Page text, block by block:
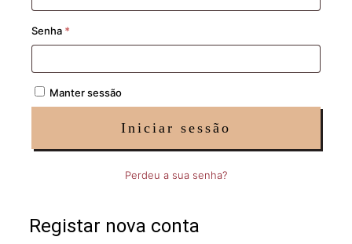
Senha *Obrigatório
Manter sessão
Iniciar sessão
Perdeu a sua senha?
Registar nova conta